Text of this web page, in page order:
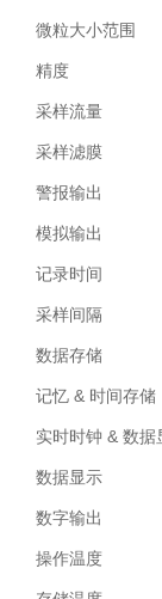
微粒大小范围
精度
采样流量
采样滤膜
警报输出
模拟输出
记录时间
采样间隔
数据存储
记忆 & 时间存储
实时时钟 & 数据
数据显示
数字输出
操作温度